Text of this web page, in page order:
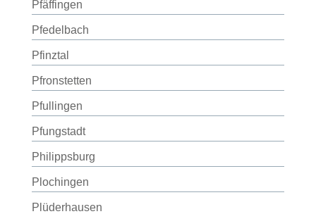
Pfäffingen
Pfedelbach
Pfinztal
Pfronstetten
Pfullingen
Pfungstadt
Philippsburg
Plochingen
Plüderhausen